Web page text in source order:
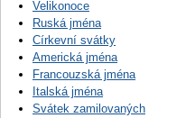
Velikonoce
Ruská jména
Církevní svátky
Americká jména
Francouzská jména
Italská jména
Svátek zamilovaných